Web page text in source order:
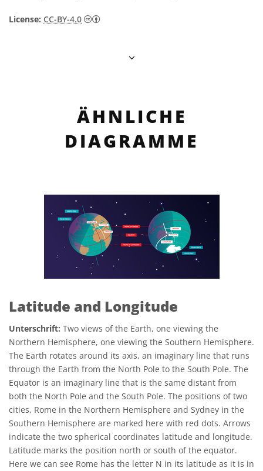
License: CC-BY-4.0 Creative Commons Namensnennung 4.0
ÄHNLICHE
DIAGRAMME
Latitude and Longitude
Unterschrift: Two views of the Earth, one viewing the
Northern Hemisphere, one viewing the Southern Hemisphere.
The Earth rotates around its axis, an imaginary line that runs
through the Earth from the North Pole to the South Pole. The
Equator is an imaginary line that is the same distant from
both the North Pole and the South Pole. The positions of two
cities, Rome in the Northern Hemisphere and Sydney in the
Southern Hemisphere are marked here with red dots. Arrows
indicate the two spherical coordinates latitude and longitude.
Latitude marks the position north or south of the equator.
Here we can see Rome has the letter N in its latitude as it is in